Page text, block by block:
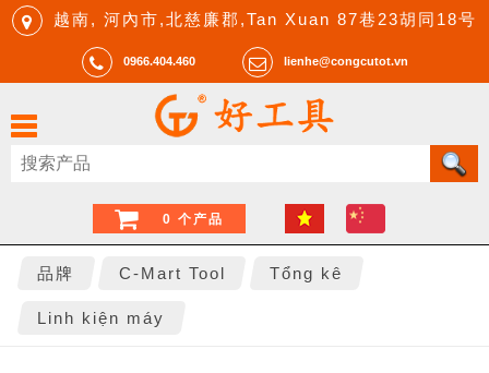
越南, 河內市,北慈廉郡,Tan Xuan 87巷23胡同18号
0966.404.460 lienhe@congcutot.vn
0 个产品
品牌 C-Mart Tool Tổng kê
Linh kiện máy